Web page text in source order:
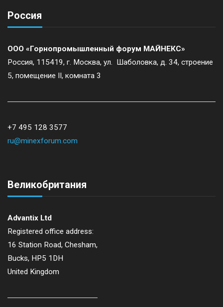
v
i
g
a
t
i
n
Россия
ООО «Горнопромышленный форум МАЙНЕКС»
Россия, 115419, г. Москва, ул. Шаболовка, д. 34, строение
5, помещение II, комната 3
+7 495 128 3577
ru@minexforum.com
Великобритания
Advantix Ltd
Registered office address:
16 Station Road, Chesham,
Bucks, HP5 1DH
United Kingdom